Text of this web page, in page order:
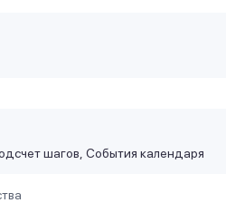
шагов События календаря